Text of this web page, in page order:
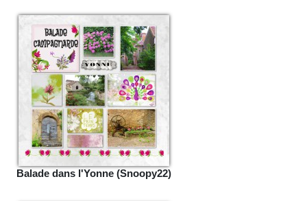
Balade dans l'Yonne (Snoopy22)